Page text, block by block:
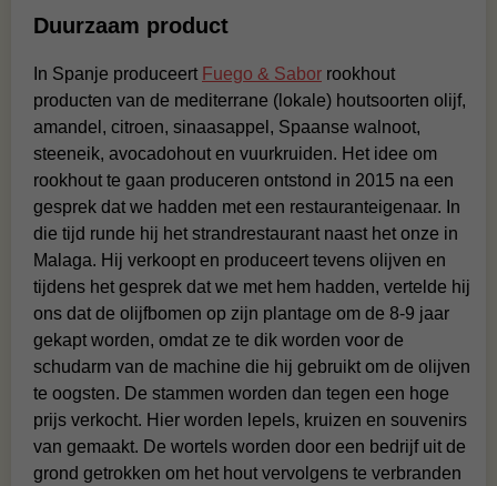
Duurzaam product
In Spanje produceert Fuego & Sabor rookhout
producten van de mediterrane (lokale) houtsoorten olijf,
amandel, citroen, sinaasappel, Spaanse walnoot,
steeneik, avocadohout en vuurkruiden. Het idee om
rookhout te gaan produceren ontstond in 2015 na een
gesprek dat we hadden met een restauranteigenaar. In
die tijd runde hij het strandrestaurant naast het onze in
Malaga. Hij verkoopt en produceert tevens olijven en
tijdens het gesprek dat we met hem hadden, vertelde hij
ons dat de olijfbomen op zijn plantage om de 8-9 jaar
gekapt worden, omdat ze te dik worden voor de
schudarm van de machine die hij gebruikt om de olijven
te oogsten. De stammen worden dan tegen een hoge
prijs verkocht. Hier worden lepels, kruizen en souvenirs
van gemaakt. De wortels worden door een bedrijf uit de
grond getrokken om het hout vervolgens te verbranden